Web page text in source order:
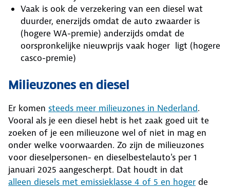
Vaak is ook de verzekering van een diesel wat
duurder, enerzijds omdat de auto zwaarder is
(hogere WA-premie) anderzijds omdat de
oorspronkelijke nieuwprijs vaak hoger ligt (hogere
casco-premie)
Milieuzones en diesel
Er komen steeds meer milieuzones in Nederland.
Vooral als je een diesel hebt is het zaak goed uit te
zoeken of je een milieuzone wel of niet in mag en
onder welke voorwaarden. Zo zijn de milieuzones
voor dieselpersonen- en dieselbestelauto's per 1
januari 2025 aangescherpt. Dat houdt in dat
alleen diesels met emissieklasse 4 of 5 en hoger de